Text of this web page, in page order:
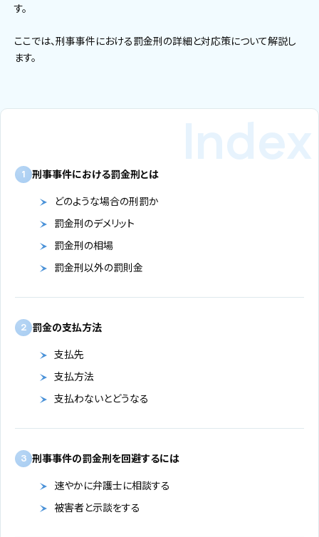
す。
ここでは、刑事事件における罰金刑の詳細と対応策について解説し
ます。
1 刑事事件における罰金刑とは
どのような場合の刑罰か
罰金刑のデメリット
罰金刑の相場
罰金刑以外の罰則金
2 罰金の支払方法
支払先
支払方法
支払わないとどうなる
3 刑事事件の罰金刑を回避するには
速やかに弁護士に相談する
被害者と示談をする